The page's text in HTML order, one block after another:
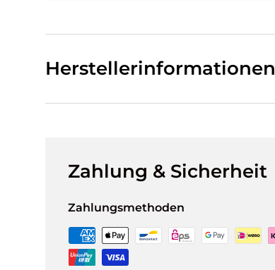
Herstellerinformationen
Zahlung & Sicherheit
Zahlungsmethoden